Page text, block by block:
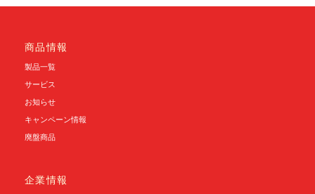
商品情報
製品一覧
サービス
お知らせ
キャンペーン情報
廃盤商品
企業情報